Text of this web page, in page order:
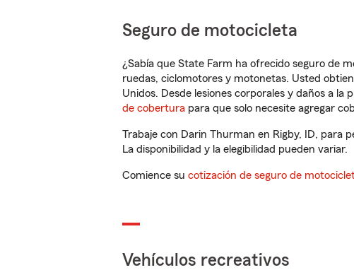
Seguro de motocicleta
¿Sabía que State Farm ha ofrecido seguro de
ruedas, ciclomotores y motonetas. Usted
Unidos. Desde lesiones corporales y daños a
de cobertura para que solo necesite agregar
Trabaje con Darin Thurman en Rigby, ID, para
La disponibilidad y la elegibilidad pueden variar.
Comience su cotización de seguro de
Vehículos recreativos